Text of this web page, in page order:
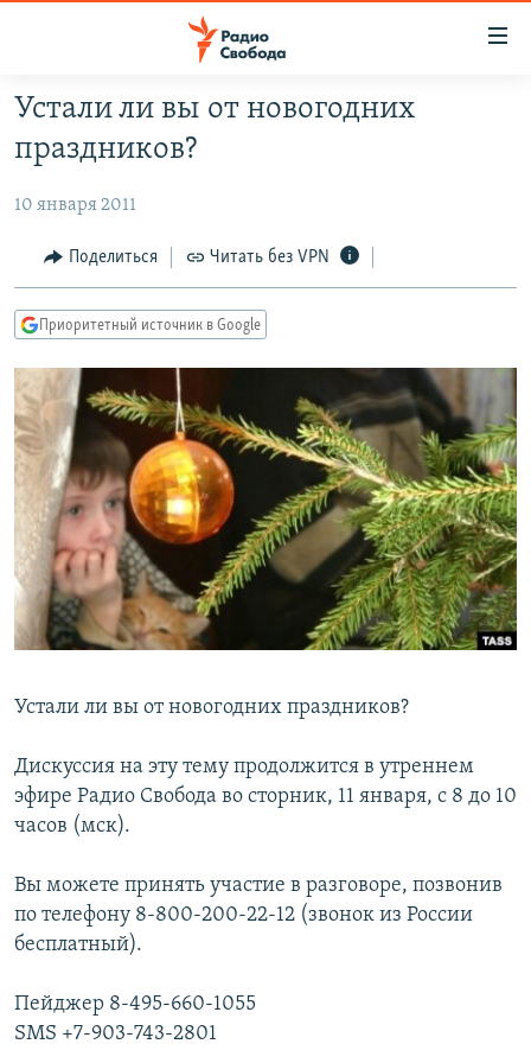
упрощенного
доступа
содержанию
Вернутся
навигации
Вернутся
поиску
ПОДКАСТЫ
АВТОРСКИЕ ПРОЕКТЫ
ЦИТАТЫ СВОБОДЫ
КУЛЬТУРА
IDEL.РЕАЛИИ
КАВКАЗ.РЕАЛИИ
СЕВЕР.РЕАЛИИ
СИБИРЬ.РЕАЛИИ
РАСПИСАНИЕ ВЕЩАНИЯ
ПОДПИШИТЕСЬ НА РАССЫЛКУ
Все сайты РСЕ/РС
Устали ли вы от новогодних
праздников?
10 января 2011
Поделиться Читать без VPN
Приоритетный источник в Google
Устали ли вы от новогодних праздников?
Дискуссия на эту тему продолжится в утреннем
эфире Радио Свобода во сторник, 11 января, с 8 до 10
часов (мск).
Вы можете принять участие в разговоре, позвонив
по телефону 8-800-200-22-12 (звонок из России
бесплатный).
Пейджер 8-495-660-1055
SMS +7-903-743-2801